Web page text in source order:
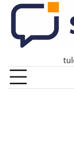
Skip
content